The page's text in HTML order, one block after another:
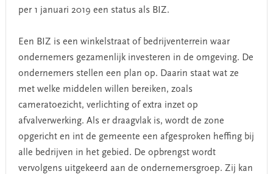
per 1 januari 2019 een status als BIZ.
Een BIZ is een winkelstraat of bedrijventerrein waar
ondernemers gezamenlijk investeren in de omgeving. De
ondernemers stellen een plan op. Daarin staat wat ze
met welke middelen willen bereiken, zoals
cameratoezicht, verlichting of extra inzet op
afvalverwerking. Als er draagvlak is, wordt de zone
opgericht en int de gemeente een afgesproken heffing bij
alle bedrijven in het gebied. De opbrengst wordt
vervolgens uitgekeerd aan de ondernemersgroep. Zij kan